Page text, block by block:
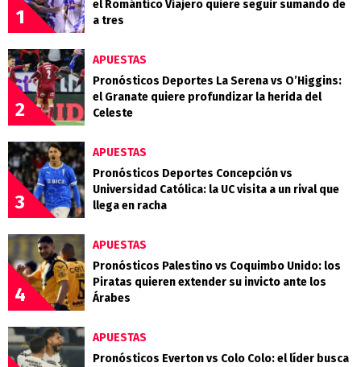
1
el Romántico Viajero quiere seguir sumando de
a tres
2
APUESTAS
Pronósticos Deportes La Serena vs O’Higgins:
el Granate quiere profundizar la herida del
Celeste
3
APUESTAS
Pronósticos Deportes Concepción vs
Universidad Católica: la UC visita a un rival que
llega en racha
4
APUESTAS
Pronósticos Palestino vs Coquimbo Unido: los
Piratas quieren extender su invicto ante los
Árabes
APUESTAS
Pronósticos Everton vs Colo Colo: el líder busca